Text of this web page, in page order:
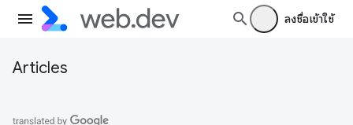
ลงชื่อเข้าใช้
Articles